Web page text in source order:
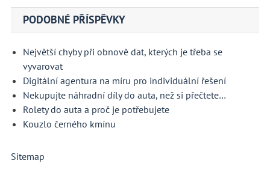
PODOBNÉ PŘÍSPĚVKY
Největší chyby při obnově dat, kterých je třeba se
vyvarovat
Digitální agentura na míru pro individuální řešení
Nekupujte náhradní díly do auta, než si přečtete…
Rolety do auta a proč je potřebujete
Kouzlo černého kmínu
Sitemap